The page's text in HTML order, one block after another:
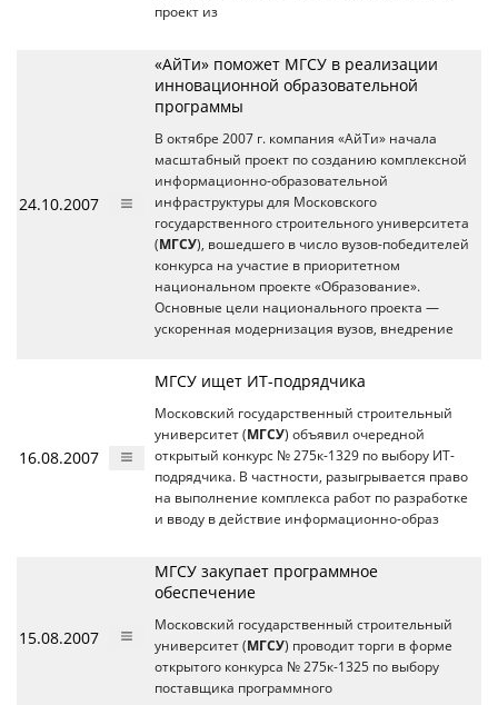
проект из
24.10.2007
«АйТи» поможет МГСУ в реализации
инновационной образовательной
программы
В октябре 2007 г. компания «АйТи» начала
масштабный проект по созданию комплексной
информационно-образовательной
инфраструктуры для Московского
государственного строительного университета
(МГСУ), вошедшего в число вузов-победителей
конкурса на участие в приоритетном
национальном проекте «Образование».
Основные цели национального проекта —
ускоренная модернизация вузов, внедрение
16.08.2007
МГСУ ищет ИТ-подрядчика
Московский государственный строительный
университет (МГСУ) объявил очередной
открытый конкурс № 275к-1329 по выбору ИТ-
подрядчика. В частности, разыгрывается право
на выполнение комплекса работ по разработке
и вводу в действие информационно-образ
15.08.2007
МГСУ закупает программное
обеспечение
Московский государственный строительный
университет (МГСУ) проводит торги в форме
открытого конкурса № 275к-1325 по выбору
поставщика программного